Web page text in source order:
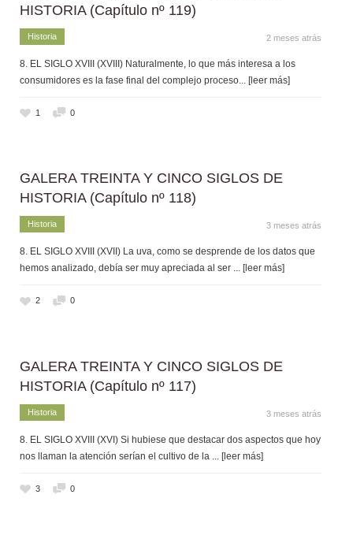
HISTORIA (Capítulo nº 119)
Historia 2 meses atrás
8. EL SIGLO XVIII (XVIII) Naturalmente, lo que más interesa a los
consumidores es la fase final del complejo proceso... [leer más]
1 0
GALERA TREINTA Y CINCO SIGLOS DE
HISTORIA (Capítulo nº 118)
Historia 3 meses atrás
8. EL SIGLO XVIII (XVII) La uva, como se desprende de los datos que
hemos analizado, debía ser muy apreciada al ser ... [leer más]
2 0
GALERA TREINTA Y CINCO SIGLOS DE
HISTORIA (Capítulo nº 117)
Historia 3 meses atrás
8. EL SIGLO XVIII (XVI) Si hubiese que destacar dos aspectos que hoy
nos llaman la atención serían el cultivo de la
... [leer más]
3 0